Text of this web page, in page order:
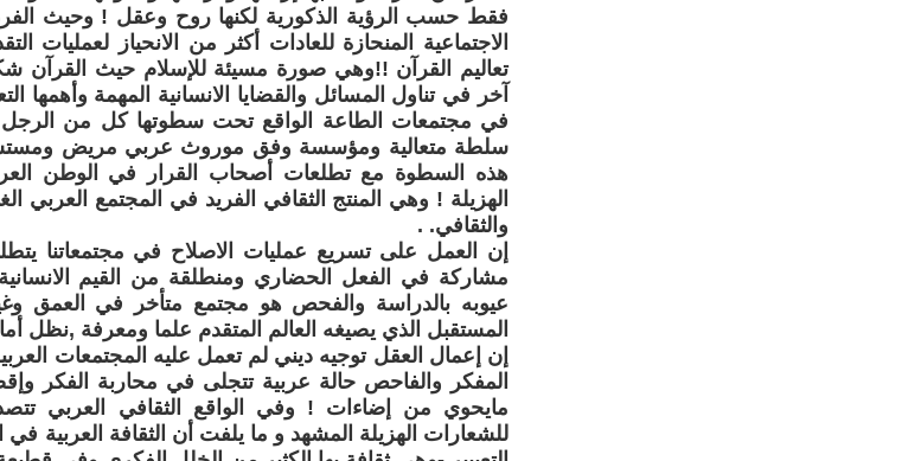
فقط حسب الرؤية الذكورية لكنها روح وعقل ! وحيث
الاجتماعية المنحازة للعادات أكثر من الانحياز
تعاليم القرآن !!وهي صورة مسيئة للإسلام حيث القرآن
آخر في تناول المسائل والقضايا الانسانية المهمة وأهمها
في مجتمعات الطاعة الواقع تحت سطوتها كل من الرجل
سلطة متعالية ومؤسسة وفق موروث عربي مريض
هذه السطوة مع تطلعات أصحاب القرار في الوطن
الهزيلة ! وهي المنتج الثقافي الفريد في المجتمع العربي
والثقافي. .
إن العمل على تسريع عمليات الاصلاح في مجتمعاتنا
مشاركة في الفعل الحضاري ومنطلقة من القيم
عيوبه بالدراسة والفحص هو مجتمع متأخر في العمق
المستقبل الذي يصيغه العالم المتقدم علما ومعرفة ,نظل
إن إعمال العقل توجيه ديني لم تعمل عليه المجتمعات
المفكر والفاحص حالة عربية تتجلى في محاربة الفكر
مايحوي من إضاءات ! وفي الواقع الثقافي العربي
للشعارات الهزيلة المشهد و ما يلفت أن الثقافة العربية